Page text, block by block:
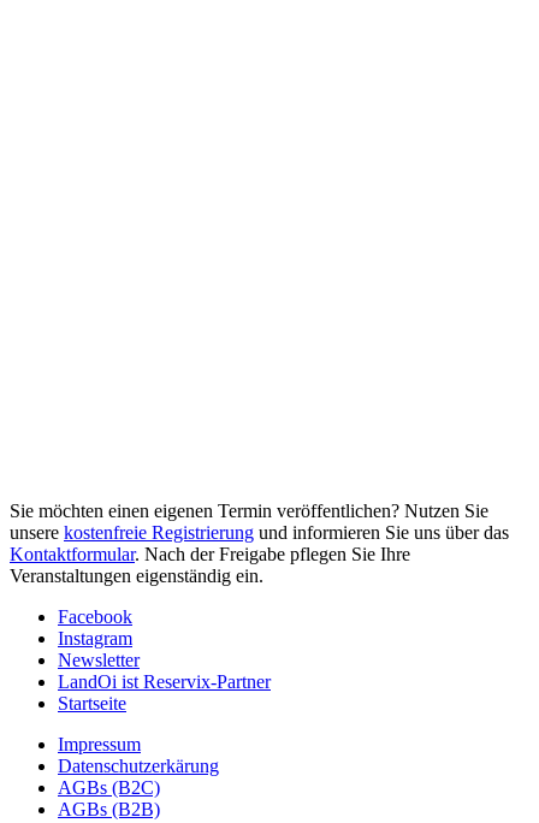
Sie möchten einen eigenen Termin veröffentlichen? Nutzen Sie
unsere kostenfreie Registrierung und informieren Sie uns über das
Kontaktformular. Nach der Freigabe pflegen Sie Ihre
Veranstaltungen eigenständig ein.
Facebook
Instagram
Newsletter
LandOi ist Reservix-Partner
Startseite
Impressum
Datenschutzerkärung
AGBs (B2C)
AGBs (B2B)